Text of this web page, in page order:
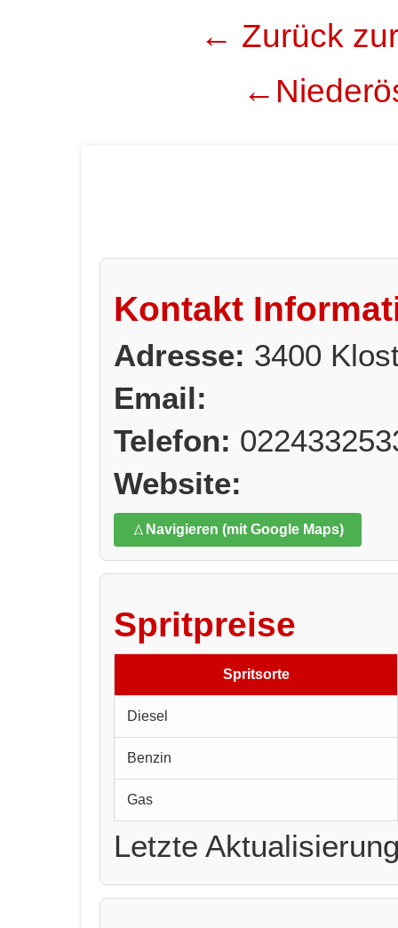
← Zurück
Kontakt
Adresse: 3400
Email:
Telefon:
Website:
Navigieren (mit Google Maps)
Spritpreise
Spritsorte
Diesel
Benzin
Gas
Letzte